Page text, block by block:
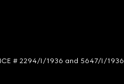
# 2294/I/1936 and 5647/I/1936